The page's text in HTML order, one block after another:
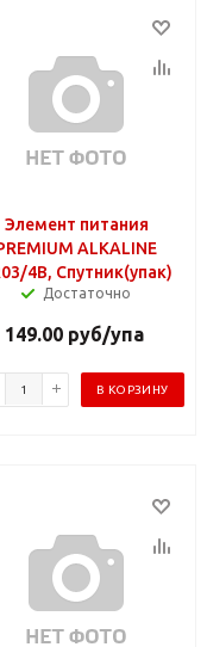
Элемент питания
ALKALINE
4B, Спутник(упак)
Достаточно
149.00руб/упа
В КОРЗИНУ